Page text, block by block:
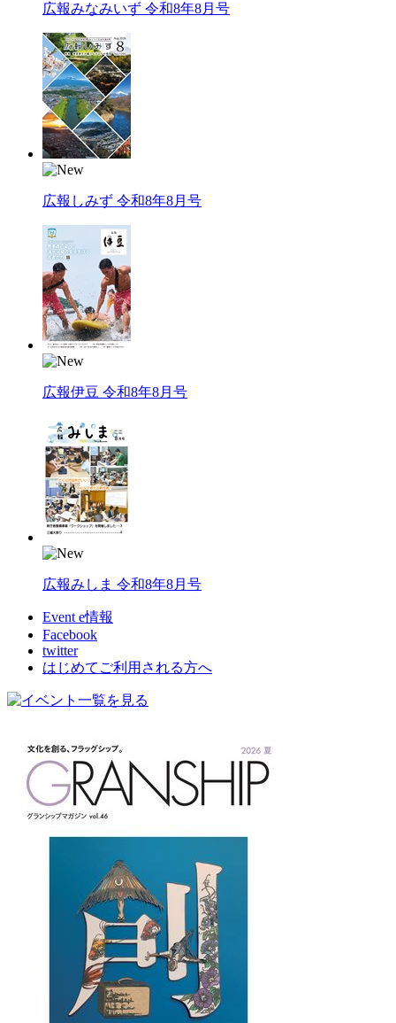
広報みなみいず 令和8年8月号
広報しみず 令和8年8月号
広報伊豆 令和8年8月号
広報みしま 令和8年8月号
Event e情報
Facebook
twitter
はじめてご利用される方へ